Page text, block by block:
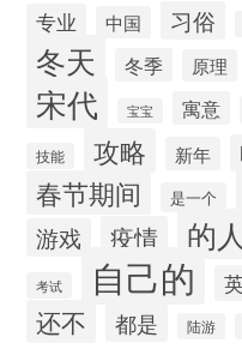
专业 中国 习俗
冬天 冬季 原理
宋代 宝宝 寓意
技能 攻略 新年
春节期间 是一个
游戏 疫情 的人
考试 自己的
还不 都是 陆游